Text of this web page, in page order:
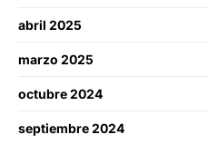
abril 2025
marzo 2025
octubre 2024
septiembre 2024